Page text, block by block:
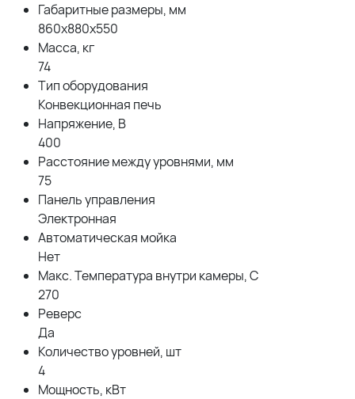
Габаритные размеры, мм
860х880х550
Масса, кг
74
Тип оборудования
Конвекционная печь
Напряжение, В
400
Расстояние между уровнями, мм
75
Панель управления
Электронная
Автоматическая мойка
Нет
Макс. Температура внутри камеры, С
270
Реверс
Да
Количество уровней, шт
4
Мощность, кВт